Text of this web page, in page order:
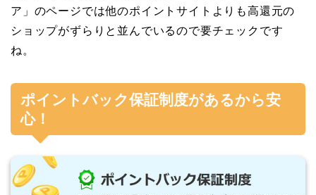
ア」のページでは他のポイントサイトよりも高還元の
ショップがずらりと並んでいるので要チェックです
ね。
ポイントバック保証制度があるから安
心！